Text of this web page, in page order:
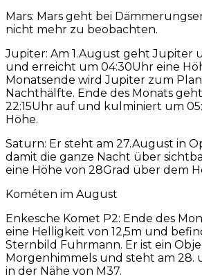
Mars: Mars geht bei
nicht mehr zu beobachten.
Jupiter: Am 1.August geht Jupiter
und erreicht um 04:30Uhr eine
Monatsende wird Jupiter zum
Nachthälfte. Ende des Monats
22:15Uhr auf und kulminiert um
Höhe.
Saturn: Er steht am 27.August in
damit die ganze Nacht über
eine Höhe von 28Grad über dem
Kométen im August
Enkesche Komet P2: Ende des
eine Helligkeit von 12,5m und
Sternbild Fuhrmann. Er ist ein
Morgenhimmels und steht am 28.
in der Nähe von M37.